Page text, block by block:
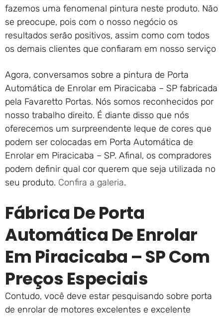
fazemos uma fenomenal pintura neste produto. Não
se preocupe, pois com o nosso negócio os
resultados serão positivos, assim como com todos
os demais clientes que confiaram em nosso serviço
Agora, conversamos sobre a pintura de Porta
Automática de Enrolar em Piracicaba – SP fabricada
pela Favaretto Portas. Nós somos reconhecidos por
nosso trabalho direito. É diante disso que nós
oferecemos um surpreendente leque de cores que
podem ser colocadas em Porta Automática de
Enrolar em Piracicaba – SP. Afinal, os compradores
podem definir qual cor querem que seja utilizada no
seu produto. Confira a galeria.
Fábrica De Porta
Automática De Enrolar
Em Piracicaba – SP Com
Preços Especiais
Contudo, você deve estar pesquisando sobre porta
de enrolar de motores excelentes e excelente